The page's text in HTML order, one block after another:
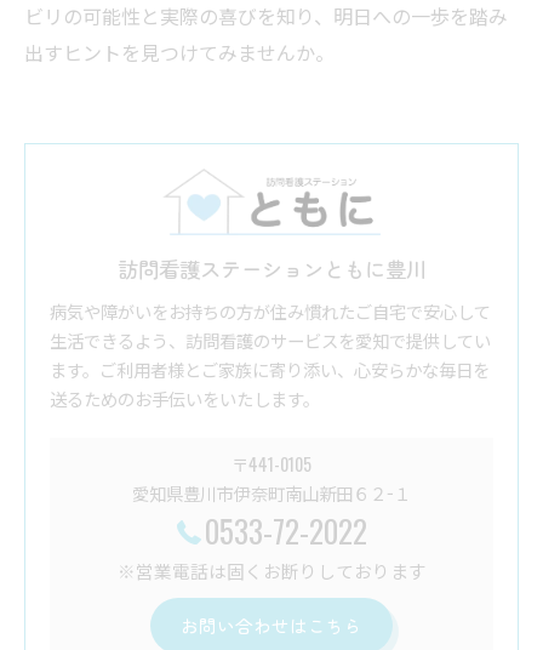
ビリの可能性と実際の喜びを知り、明日への一歩を踏み
出すヒントを見つけてみませんか。
訪問看護ステーションともに豊川
病気や障がいをお持ちの方が住み慣れたご自宅で安心して
生活できるよう、訪問看護のサービスを愛知で提供してい
ます。ご利用者様とご家族に寄り添い、心安らかな毎日を
送るためのお手伝いをいたします。
〒441-0105
愛知県豊川市伊奈町南山新田６２−１
0533-72-2022
※営業電話は固くお断りしております
お問い合わせはこちら